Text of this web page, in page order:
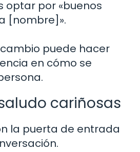
optar por «buenos
[nombre]».
puede hacer
en cómo se
cariñosas
la puerta de entrada